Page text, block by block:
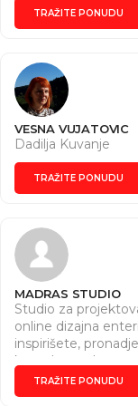
TRAŽITE PONUDU
VESNA VUJATOVIC
Dadilja Kuvanje
TRAŽITE PONUDU
MADRAS STUDIO
Studio za
online dizajna
inspirišete,
kompletno da ga
TRAŽITE PONUDU